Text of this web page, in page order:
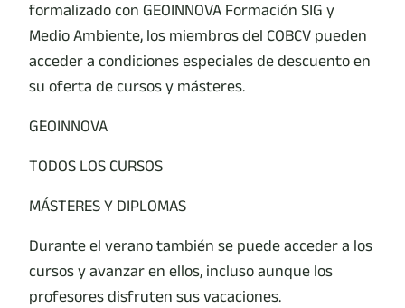
formalizado con GEOINNOVA Formación SIG y
Medio Ambiente, los miembros del COBCV pueden
acceder a condiciones especiales de descuento en
su oferta de cursos y másteres.
GEOINNOVA
TODOS LOS CURSOS
MÁSTERES Y DIPLOMAS
Durante el verano también se puede acceder a los
cursos y avanzar en ellos, incluso aunque los
profesores disfruten sus vacaciones.